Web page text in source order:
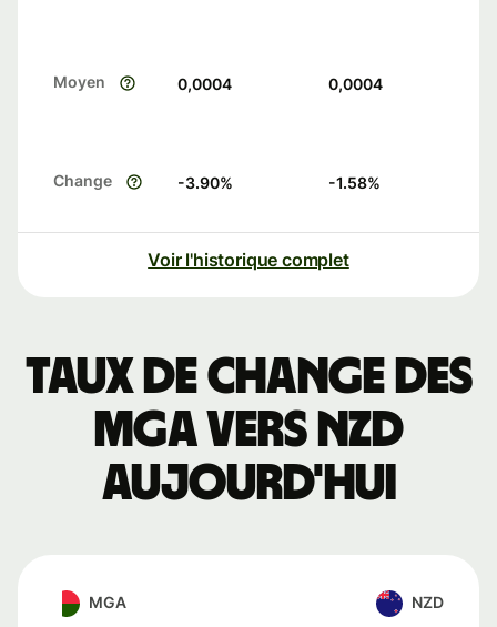
Moyen 0,0004 0,0004
Change -3.90% -1.58%
Voir l'historique complet
Taux de change des
MGA vers NZD
aujourd'hui
MGA NZD